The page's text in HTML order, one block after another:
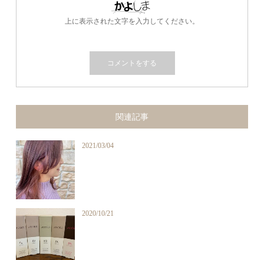
上に表示された文字を入力してください。
関連記事
2021/03/04
2020/10/21